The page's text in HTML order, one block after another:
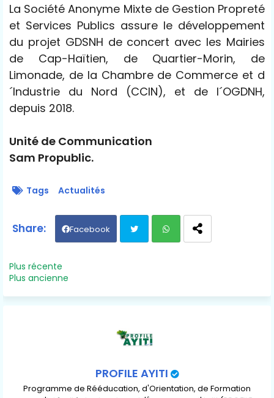
La Société Anonyme Mixte de Gestion Propreté
et Services Publics assure le développement
du projet GDSNH de concert avec les Mairies
de Cap-Haïtien, de Quartier-Morin, de
Limonade, de la Chambre de Commerce et d
´Industrie du Nord (CCIN), et de l´OGDNH,
depuis 2018.
Unité de Communication
Sam Propublic.
Tags Actualités
Facebook
Plus récente
Plus ancienne
PROFILE AYITI
Programme de Rééducation, d'Orientation, de Formation